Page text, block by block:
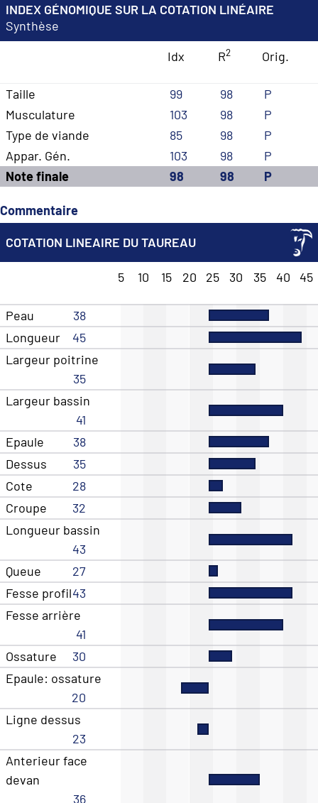
INDEX GÉNOMIQUE SUR LA COTATION LINÉAIRE
Synthèse
Idx
R2 Orig.
Taille 99 98
P
Musculature
103 98
P
Type de viande
85 98
P
Appar. Gén.
103 98
P
Note finale
98 98 P
Commentaire
COTATION LINEAIRE DU TAUREAU
5 10 15 20 25 30 35 40 45
Peau
38
Longueur
45
Largeur poitrine
35
Largeur bassin
41
Epaule
38
Dessus
35
Cote
28
Croupe
32
Longueur bassin
43
Queue
27
Fesse profil43
Fesse arrière
41
Ossature
30
Epaule: ossature
20
Ligne dessus
23
Anterieur face
devan
36